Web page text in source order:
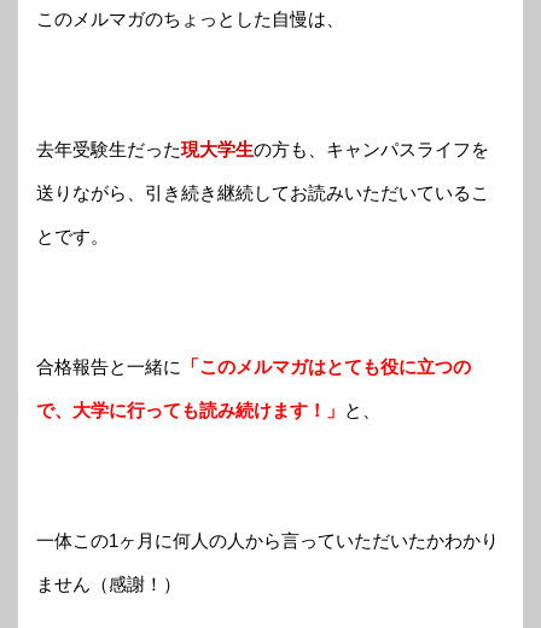
このメルマガのちょっとした自慢は、
去年受験生だった現大学生の方も、キャンパスライフを
送りながら、引き続き継続してお読みいただいているこ
とです。
合格報告と一緒に 「このメルマガはとても役に立つの
で、大学に行っても読み続けます！」 と、
一体この1ヶ月に何人の人から言っていただいたかわかり
ません（感謝！）